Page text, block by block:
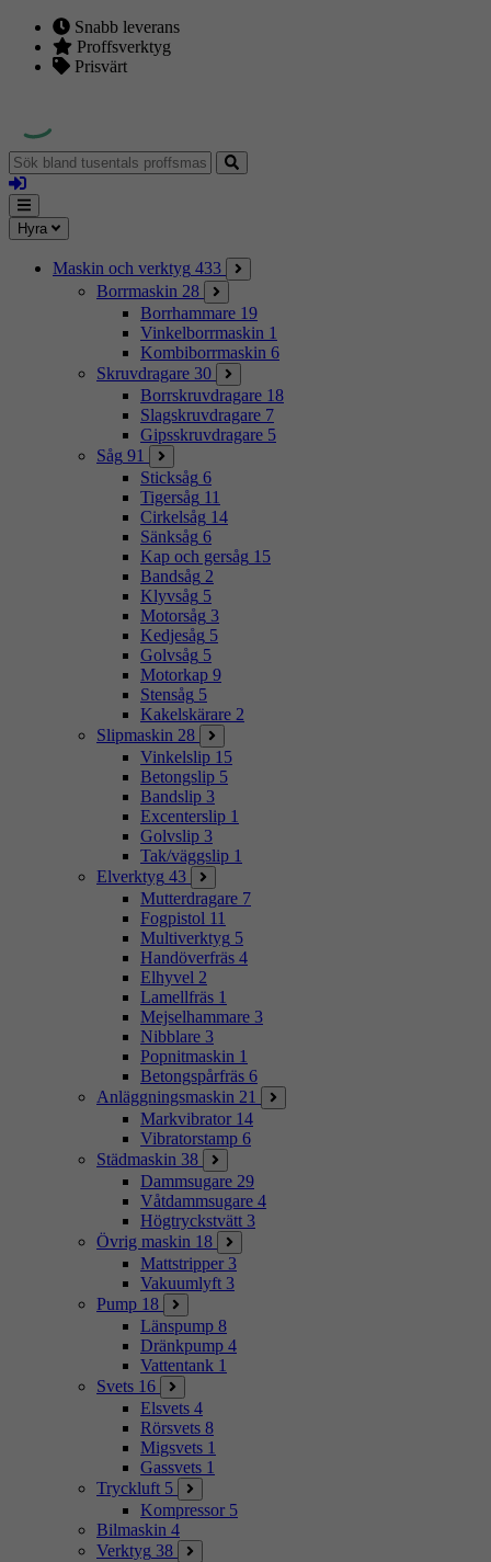
Snabb leverans
Proffsverktyg
Prisvärt
Sök
bland
tusentals
proffsmaskiner
Logga
in
Mina
sidor
Meny
Hyra
Maskin och verktyg 433
Borrmaskin 28
Borrhammare 19
Vinkelborrmaskin 1
Kombiborrmaskin 6
Skruvdragare 30
Borrskruvdragare 18
Slagskruvdragare 7
Gipsskruvdragare 5
Såg 91
Sticksåg 6
Tigersåg 11
Cirkelsåg 14
Sänksåg 6
Kap och gersåg 15
Bandsåg 2
Klyvsåg 5
Motorsåg 3
Kedjesåg 5
Golvsåg 5
Motorkap 9
Stensåg 5
Kakelskärare 2
Slipmaskin 28
Vinkelslip 15
Betongslip 5
Bandslip 3
Excenterslip 1
Golvslip 3
Tak/väggslip 1
Elverktyg 43
Mutterdragare 7
Fogpistol 11
Multiverktyg 5
Handöverfräs 4
Elhyvel 2
Lamellfräs 1
Mejselhammare 3
Nibblare 3
Popnitmaskin 1
Betongspårfräs 6
Anläggningsmaskin 21
Markvibrator 14
Vibratorstamp 6
Städmaskin 38
Dammsugare 29
Våtdammsugare 4
Högtryckstvätt 3
Övrig maskin 18
Mattstripper 3
Vakuumlyft 3
Pump 18
Länspump 8
Dränkpump 4
Vattentank 1
Svets 16
Elsvets 4
Rörsvets 8
Migsvets 1
Gassvets 1
Tryckluft 5
Kompressor 5
Bilmaskin 4
Verktyg 38